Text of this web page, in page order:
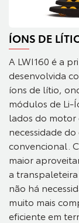
ÍONS DE
A LWI160 é a
desenvolvida
íons de lítio,
módulos de Li-
lados do motor
necessidade
convencional.
maior
a
não há
muito mais
eficiente em